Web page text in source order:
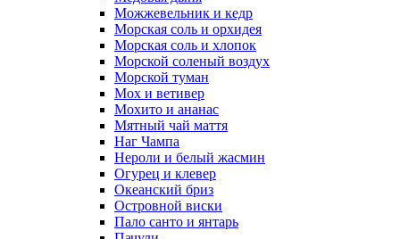
Можжевельник и кедр
Морская соль и орхидея
Морская соль и хлопок
Морской соленый воздух
Морской туман
Мох и ветивер
Мохито и ананас
Мятный чай маття
Наг Чампа
Нероли и белый жасмин
Огурец и клевер
Океанский бриз
Островной виски
Пало санто и янтарь